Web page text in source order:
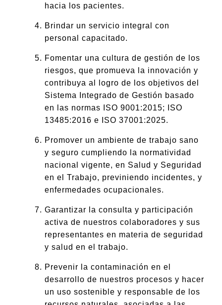
hacia los pacientes.
Brindar un servicio integral con
personal capacitado.
Fomentar una cultura de gestión de los
riesgos, que promueva la innovación y
contribuya al logro de los objetivos del
Sistema Integrado de Gestión basado
en las normas ISO 9001:2015; ISO
13485:2016 e ISO 37001:2025.
Promover un ambiente de trabajo sano
y seguro cumpliendo la normatividad
nacional vigente, en Salud y Seguridad
en el Trabajo, previniendo incidentes, y
enfermedades ocupacionales.
Garantizar la consulta y participación
activa de nuestros colaboradores y sus
representantes en materia de seguridad
y salud en el trabajo.
Prevenir la contaminación en el
desarrollo de nuestros procesos y hacer
un uso sostenible y responsable de los